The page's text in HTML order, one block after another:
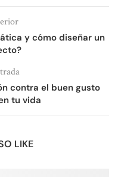
y cómo diseñar un
contra el buen gusto
tu vida
LIKE